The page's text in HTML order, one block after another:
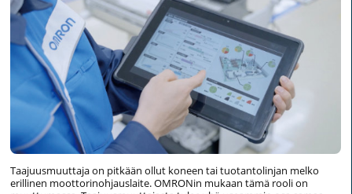
Taajuusmuuttaja on pitkään ollut koneen tai tuotantolinjan melko
erillinen moottorinohjauslaite. OMRONin mukaan tämä rooli on